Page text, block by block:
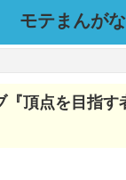
モテまんがな
『頂点を目指す